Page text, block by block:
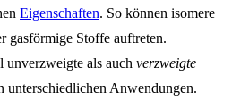
Eigenschaften. So können isomere
gasförmige Stoffe auftreten.
unverzweigte als auch verzweigte
unterschiedlichen Anwendungen.